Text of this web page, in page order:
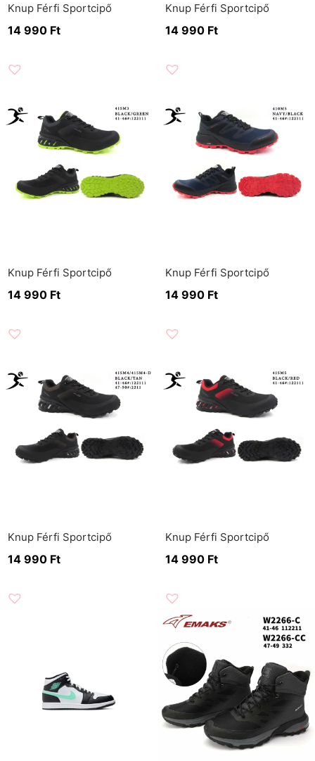
Knup Férfi Sportcipő
14 990 Ft
Knup Férfi Sportcipő
14 990 Ft
Knup Férfi Sportcipő
14 990 Ft
Knup Férfi Sportcipő
14 990 Ft
Knup Férfi Sportcipő
14 990 Ft
Knup Férfi Sportcipő
14 990 Ft